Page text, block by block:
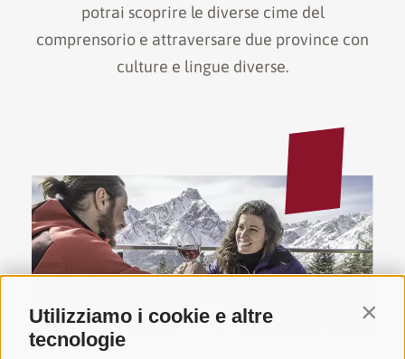
Utilizziamo i cookie e altre
tecnologie
potrai scoprire le diverse cime del
comprensorio e attraversare due province con
culture e lingue diverse.